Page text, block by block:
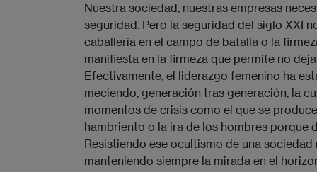
Nuestra sociedad, nuestras empresas
seguridad. Pero la seguridad del siglo XXI
caballería en el campo de batalla o la
manifiesta en la firmeza que permite no
Efectivamente, el liderazgo femenino ha
meciendo, generación tras generación, la
momentos de crisis como el que se
hambriento o la ira de los hombres porque
Resistiendo ese ocultismo de una sociedad
manteniendo siempre la mirada en el